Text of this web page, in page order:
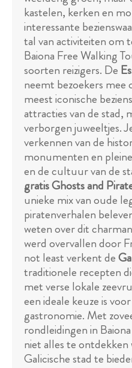
kastelen, kerken en
interessante
tal van activiteiten om
Baiona Free Walking
soorten reizigers. De
neemt bezoekers mee
meest iconische
attracties van de stad,
verborgen juweeltjes.
verkennen van de
monumenten en
en de cultuur van de
gratis Ghosts and
unieke mix van oude
piratenverhalen
weten over dit
werd overvallen door
not least verkent de
traditionele recepten
met verse lokale
een ideale keuze is
gastronomie. Met
rondleidingen in
niet alles te ontdekken
Galicische stad te